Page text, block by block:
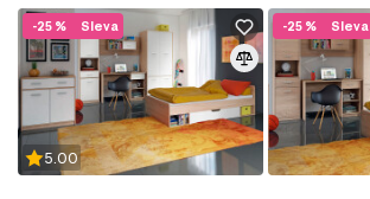
Sleva
-25 %
5.00
Sleva
-25 %